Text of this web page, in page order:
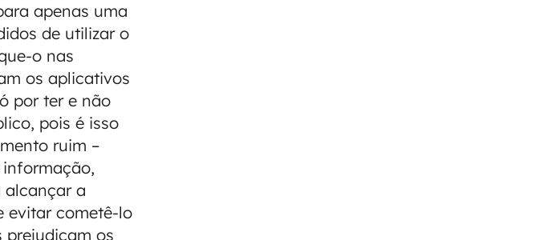
apenas uma
de utilizar o
o nas
os aplicativos
por ter e não
pois é isso
ruim –
alcançar a
evitar cometê-lo
prejudicam os